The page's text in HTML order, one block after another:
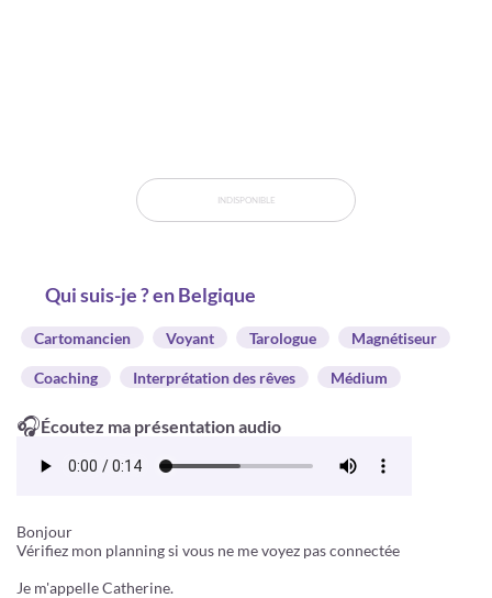
INDISPONIBLE
Qui suis-je ? en Belgique
Cartomancien Voyant Tarologue Magnétiseur
Coaching Interprétation des rêves Médium
🎧Écoutez ma présentation audio
Bonjour
Vérifiez mon planning si vous ne me voyez pas connectée
Je m'appelle Catherine.